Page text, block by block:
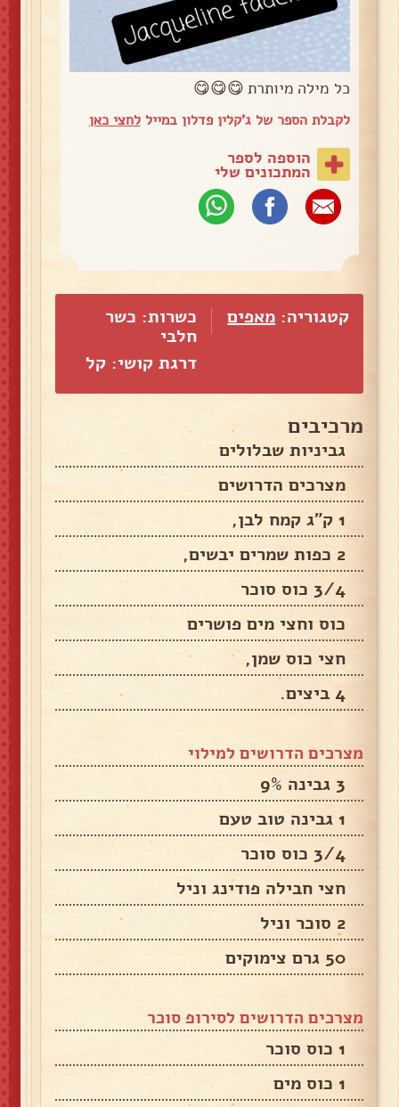
כל מילה מיותרת 😋😋😋
לקבלת הספר של ג'קלין פדלון במייללחצי כאן
הוספה לספר
המתכונים שלי
קטגוריה: מאפים
כשרות: כשר
חלבי
דרגת קושי: קל
מרכיבים
גביניות שבלולים
מצרכים הדרושים
1 ק"ג קמח לבן,
2 כפות שמרים יבשים,
3/4 כוס סוכר
כוס וחצי מים פושרים
חצי כוס שמן,
4 ביצים.
מצרכים הדרושים למילוי
3 גבינה 9%
1 גבינה טוב טעם
3/4 כוס סוכר
חצי חבילה פודינג וניל
2 סוכר וניל
50 גרם צימוקים
מצרכים הדרושים לסירופ סוכר
1 כוס סוכר
1 כוס מים